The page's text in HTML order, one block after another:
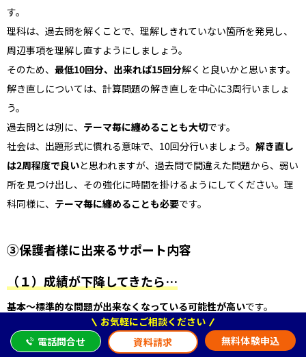
す。
理科は、過去問を解くことで、理解しきれていない箇所を発見し、
周辺事項を理解し直すようにしましょう。
そのため、 最低10回分、出来れば15回分解くと良いかと思います。
解き直しについては、計算問題の解き直しを中心に3周行いましょ
う。
過去問とは別に、 テーマ毎に纏めることも大切です。
社会は、出題形式に慣れる意味で、10回分行いましょう。 解き直し
は2周程度で良いと思われますが、過去問で間違えた問題から、弱い
所を見つけ出し、その強化に時間を掛けるようにしてください。理
科同様に、 テーマ毎に纏めることも必要です。
③保護者様に出来るサポート内容
（１）成績が下降してきたら…
基本〜標準的な問題が出来なくなっている可能性が高いです。
塾などで難しい問題ばかり行なっていると、基本的な所が疎かにな
り、土台が崩れていきます。
お気軽にご相談ください
電話問合せ
資料請求 無料体験申込